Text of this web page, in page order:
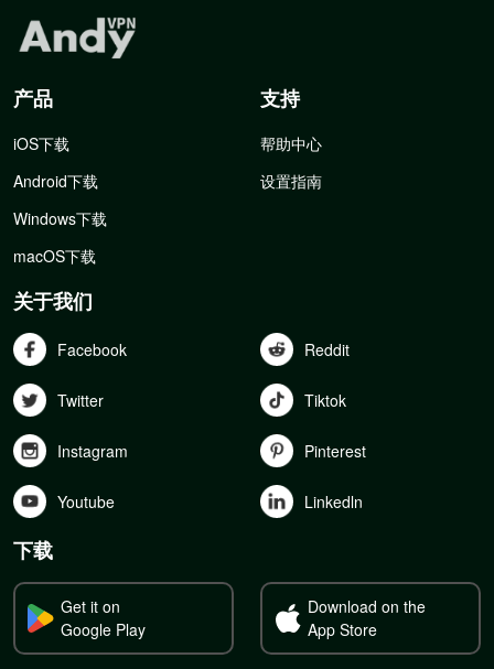
产品
iOS下载
Android下载
Windows下载
macOS下载
支持
帮助中心
设置指南
关于我们
Facebook Reddit
Twitter Tiktok
Instagram Pinterest
Youtube Linkedln
下载
Get it on
Google Play
Download on the
App Store